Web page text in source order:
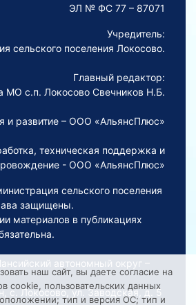
ЭЛ № ФС 77 – 87071
Учредитель:
сельского поселения Локосово.
Главный редактор:
МО с.п. Локосово Свечников Н.Б.
и развитие – ООО «АльянсПлюс»
техническая поддержка и
- ООО «АльянсПлюс»
сельского поселения
защищены.
материалов в публикациях
автономный округ –
с. Локосово, ул. Заводская, д. 5
наш сайт, вы даете согласие на
cookie, пользовательских данных
тип и версия ОС; тип и